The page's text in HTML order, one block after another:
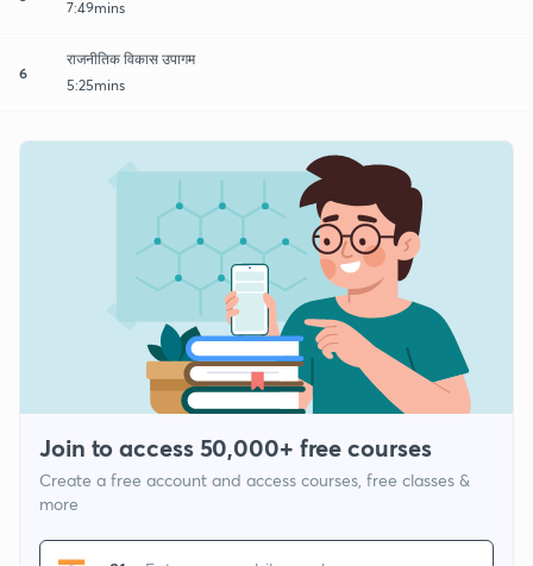
7:49mins
6
राजनीतिक विकास उपागम
5:25mins
Join to access 50,000+ free courses
Create a free account and access courses, free classes &
more